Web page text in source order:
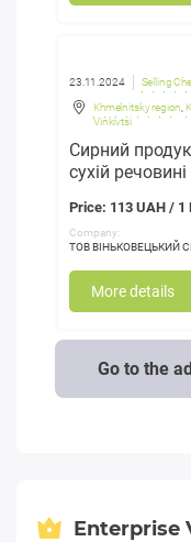
23.11.2024 Selling
Khmelnitsky region
Vinkivtsi
Сирний
сухій
Price: 113 UAH / 1
Company:
ТОВ ВІНЬКОВЕЦЬКИЙ
More details
Go to the
Enterprise